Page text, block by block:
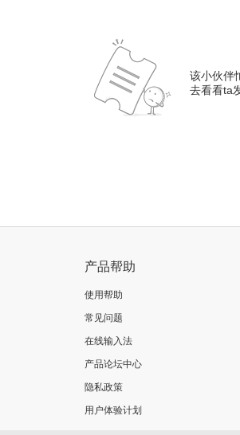
该小伙伴
去看看ta
产品帮助
使用帮助
常见问题
在线输入法
产品论坛中心
隐私政策
用户体验计划